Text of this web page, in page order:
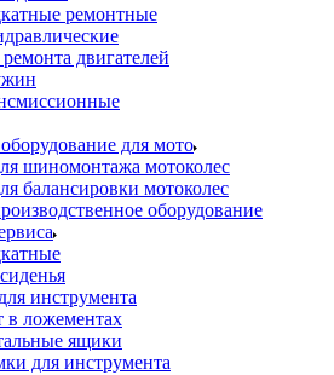
ремонтные
двигателей
для мото
шиномонтажа мотоколес
балансировки мотоколес
оборудование
инструмента
в ложементах
ящики
для инструмента